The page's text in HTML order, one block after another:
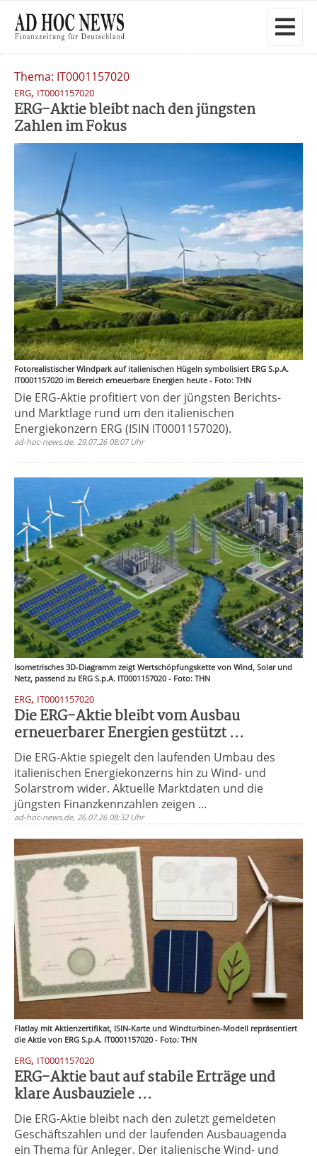
Thema: IT0001157020
ERG, IT0001157020
ERG-Aktie bleibt nach den jüngsten
Zahlen im Fokus
Fotorealistischer Windpark auf italienischen Hügeln symbolisiert ERG S.p.A.
IT0001157020 im Bereich erneuerbare Energien heute - Foto: THN
Die ERG-Aktie profitiert von der jüngsten Berichts-
und Marktlage rund um den italienischen
Energiekonzern ERG (ISIN IT0001157020).
ad-hoc-news.de, 29.07.26 08:07 Uhr
Isometrisches 3D-Diagramm zeigt Wertschöpfungskette von Wind, Solar und
Netz, passend zu ERG S.p.A. IT0001157020 - Foto: THN
ERG, IT0001157020
Die ERG-Aktie bleibt vom Ausbau
erneuerbarer Energien gestützt ...
Die ERG-Aktie spiegelt den laufenden Umbau des
italienischen Energiekonzerns hin zu Wind- und
Solarstrom wider. Aktuelle Marktdaten und die
jüngsten Finanzkennzahlen zeigen ...
ad-hoc-news.de, 26.07.26 08:32 Uhr
Flatlay mit Aktienzertifikat, ISIN-Karte und Windturbinen-Modell repräsentiert
die Aktie von ERG S.p.A. IT0001157020 - Foto: THN
ERG, IT0001157020
ERG-Aktie baut auf stabile Erträge und
klare Ausbauziele ...
Die ERG-Aktie bleibt nach den zuletzt gemeldeten
Geschäftszahlen und der laufenden Ausbauagenda
ein Thema für Anleger. Der italienische Wind- und